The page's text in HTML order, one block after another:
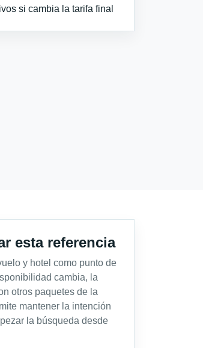
si cambia la tarifa final
esta referencia
y hotel como punto de
cambia, la
otros paquetes de la
mantener la intención
la búsqueda desde